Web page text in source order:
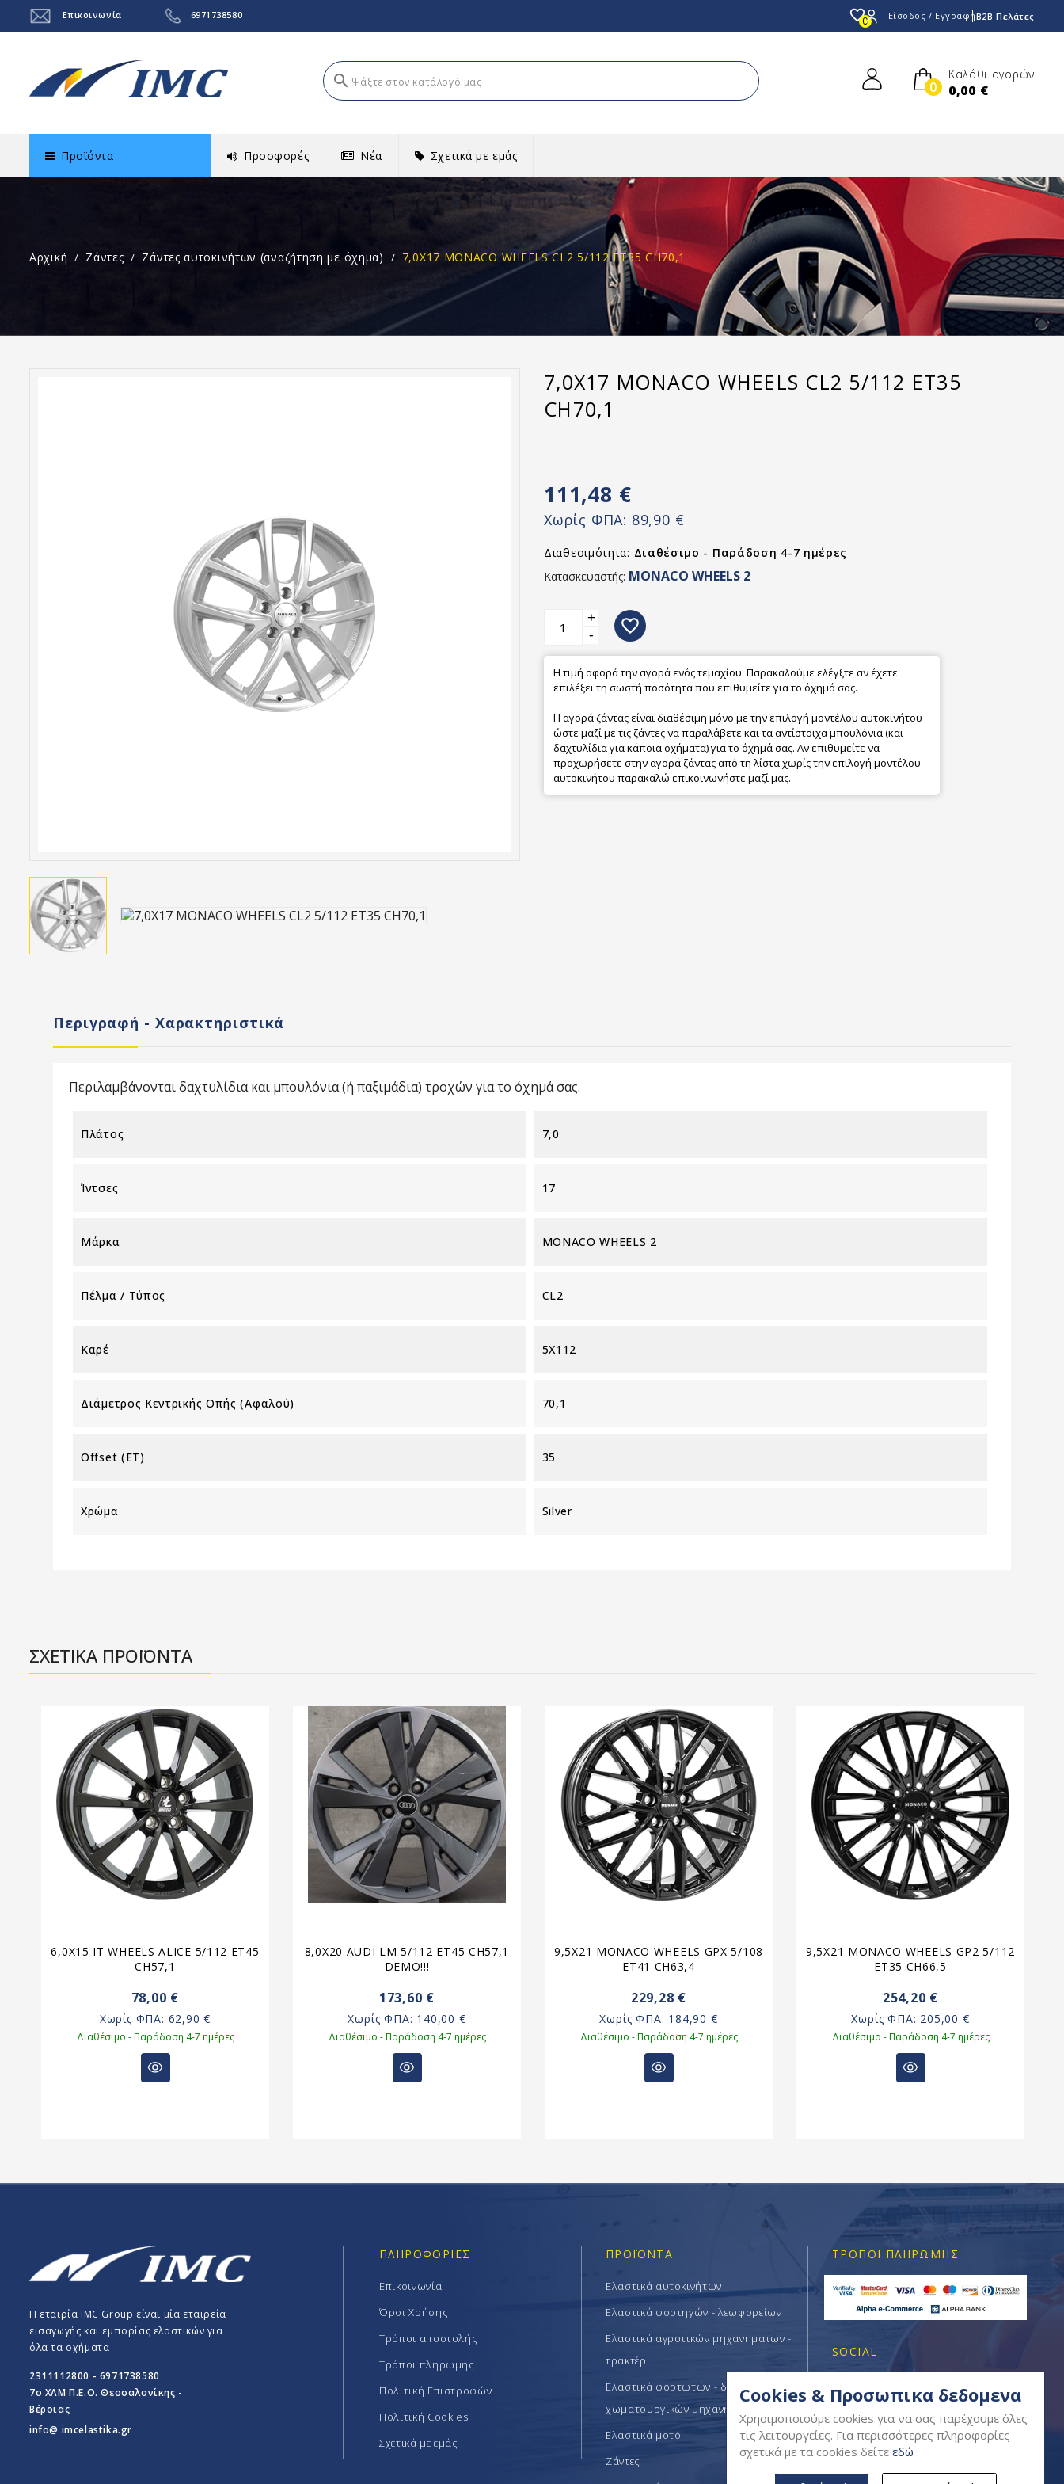
Επικοινωνία 6971738580 favorite_border0 Είσοδος / ΕγγραφήB2B Πελάτες
search 0
Καλάθι αγορών
0,00 €
Προϊόντα Προσφορές Νέα Σχετικά με εμάς
Αρχική Ζάντες Ζάντες αυτοκινήτων (αναζήτηση με όχημα) 7,0X17 MONACO WHEELS CL2 5/112 ET35 CH70,1
7,0X17 MONACO WHEELS CL2 5/112 ET35
CH70,1
111,48 €
Χωρίς ΦΠΑ: 89,90 €
Διαθεσιμότητα: Διαθέσιμο - Παράδοση 4-7 ημέρες
Κατασκευαστής: MONACO WHEELS 2
+
-
favorite_border
Η τιμή αφορά την αγορά ενός τεμαχίου. Παρακαλούμε ελέγξτε αν έχετε
επιλέξει τη σωστή ποσότητα που επιθυμείτε για το όχημά σας.
Η αγορά ζάντας είναι διαθέσιμη μόνο με την επιλογή μοντέλου αυτοκινήτου
ώστε μαζί με τις ζάντες να παραλάβετε και τα αντίστοιχα μπουλόνια (και
δαχτυλίδια για κάποια οχήματα) για το όχημά σας. Αν επιθυμείτε να
προχωρήσετε στην αγορά ζάντας από τη λίστα χωρίς την επιλογή μοντέλου
αυτοκινήτου παρακαλώ επικοινωνήστε μαζί μας.
Περιγραφή - Χαρακτηριστικά
Περιλαμβάνονται δαχτυλίδια και μπουλόνια (ή παξιμάδια) τροχών για το όχημά σας.
Πλάτος 7,0
Ίντσες 17
Μάρκα MONACO WHEELS 2
Πέλμα / Τύπος CL2
Καρέ 5X112
Διάμετρος Κεντρικής Οπής (αφαλού) 70,1
Offset (ET) 35
Χρώμα Silver
ΣΧΕΤΙΚΑ ΠΡΟΪΟΝΤΑ
6,0X15 IT WHEELS ALICE 5/112 ET45
CH57,1
78,00 €
Χωρίς ΦΠΑ: 62,90 €
Διαθέσιμο - Παράδοση 4-7 ημέρες
8,0X20 AUDI LM 5/112 ET45 CH57,1
DEMO!!!
173,60 €
Χωρίς ΦΠΑ: 140,00 €
Διαθέσιμο - Παράδοση 4-7 ημέρες
9,5X21 MONACO WHEELS GPX 5/108
ET41 CH63,4
229,28 €
Χωρίς ΦΠΑ: 184,90 €
Διαθέσιμο - Παράδοση 4-7 ημέρες
9,5X21 MONACO WHEELS GP2 5/112
ET35 CH66,5
254,20 €
Χωρίς ΦΠΑ: 205,00 €
Διαθέσιμο - Παράδοση 4-7 ημέρες
Η εταιρία IMC Group είναι μία εταιρεία
εισαγωγής και εμπορίας ελαστικών για
όλα τα οχήματα
2311112800 - 6971738580
7o ΧΛΜ Π.E.O. Θεσσαλονίκης -
Βέροιας
info@ imcelastika.gr
ΠΛΗΡΟΦΟΡΊΕΣ
Επικοινωνία
Όροι Χρήσης
Τρόποι αποστολής
Τρόποι πληρωμής
Πολιτική Επιστροφών
Πολιτική Cookies
Σχετικά με εμάς
ΠΡΟΪΟΝΤΑ
Ελαστικά αυτοκινήτων
Ελαστικά φορτηγών - λεωφορείων
Ελαστικά αγροτικών μηχανημάτων -
τρακτέρ
Ελαστικά φορτωτών - δομικών -
χωματουργικών μηχανημάτων
Ελαστικά μοτό
Ζάντες
ΤΡΌΠΟΙ ΠΛΗΡΩΜΉΣ
SOCIAL
Cookies & Προσωπικα δεδομενα
Χρησιμοποιούμε cookies για να σας παρέχουμε όλες
τις λειτουργείες. Για περισσότερες πληροφορίες
σχετικά με τα cookies δείτε εδώ